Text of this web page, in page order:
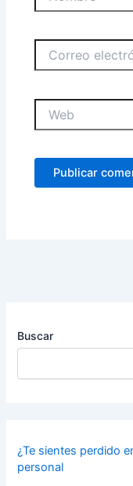
electrónico
Buscar
¿Te sientes perdido
personal